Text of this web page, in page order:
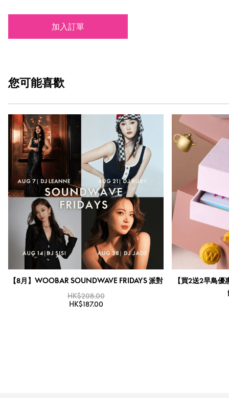
加入訂單
您可能喜歡
【8月】WOOBAR SOUNDWAVE FRIDAYS 派對
HK$208.00
HK$187.00
【買2送2早鳥